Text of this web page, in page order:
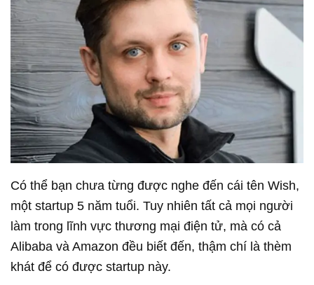
Có thể bạn chưa từng được nghe đến cái tên Wish,
một startup 5 năm tuổi. Tuy nhiên tất cả mọi người
làm trong lĩnh vực thương mại điện tử, mà có cả
Alibaba và Amazon đều biết đến, thậm chí là thèm
khát để có được startup này.